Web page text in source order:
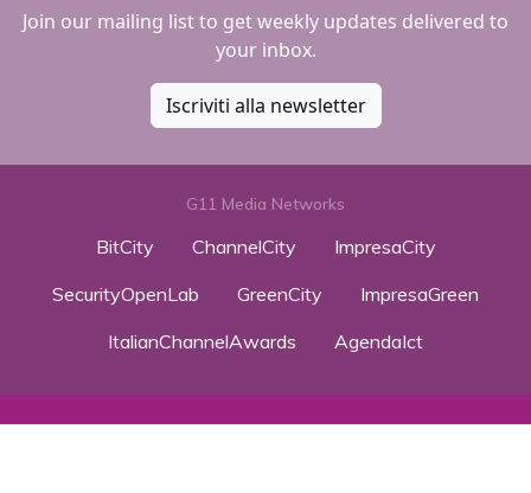
Join our mailing list to get weekly updates delivered to
your inbox.
Iscriviti alla newsletter
G11 Media Networks
BitCity ChannelCity
ImpresaCity
SecurityOpenLab
GreenCity
ImpresaGreen
ItalianChannelAwards
AgendaIct